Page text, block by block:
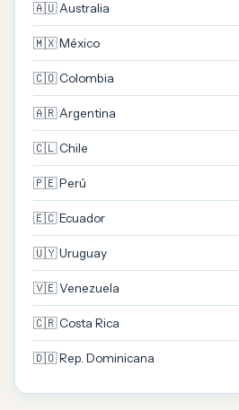
🇦🇺 Australia
🇲🇽 México
🇨🇴 Colombia
🇦🇷 Argentina
🇨🇱 Chile
🇵🇪 Perú
🇪🇨 Ecuador
🇺🇾 Uruguay
🇻🇪 Venezuela
🇨🇷 Costa Rica
🇩🇴 Rep. Dominicana